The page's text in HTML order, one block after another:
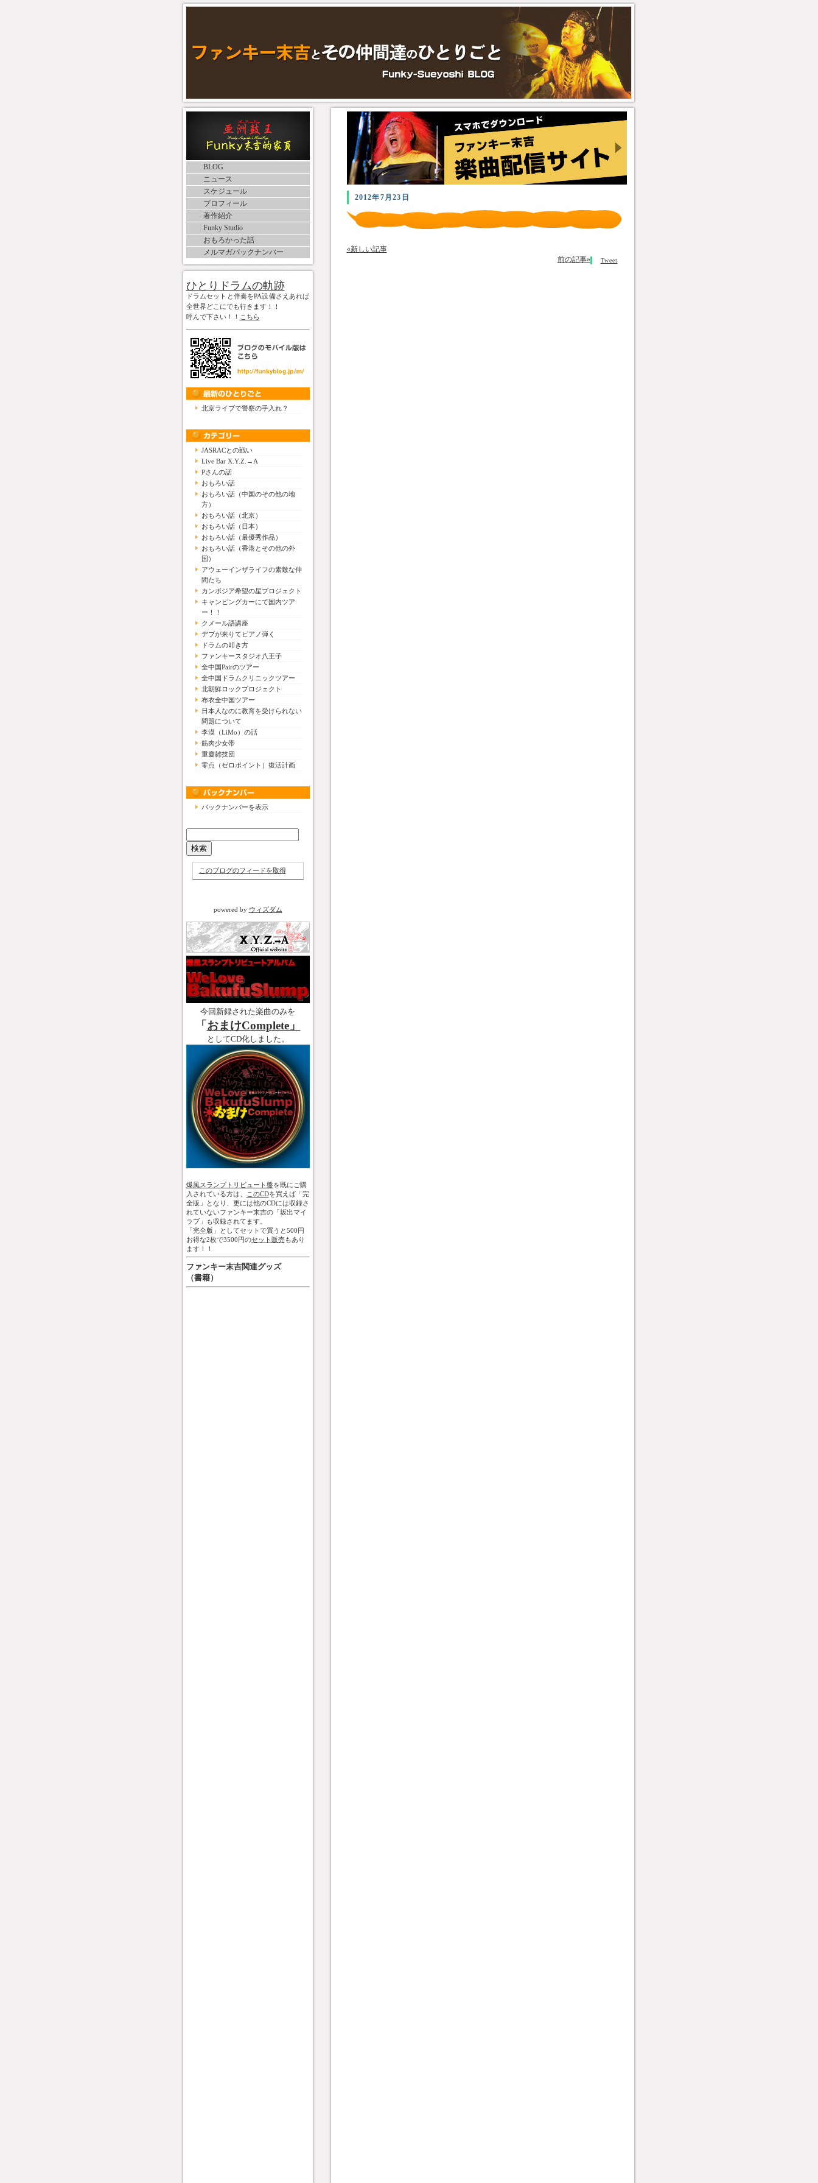
BLOG
ニュース
スケジュール
プロフィール
著作紹介
Funky Studio
おもろかった話
メルマガバックナンバー
ひとりドラムの軌跡
ドラムセットと伴奏をPA設備さえあれば
全世界どこにでも行きます！！
呼んで下さい！！ こちら
北京ライブで警察の手入れ？
JASRACとの戦い
Live Bar X.Y.Z.→A
Pさんの話
おもろい話
おもろい話（中国のその他の地
方）
おもろい話（北京）
おもろい話（日本）
おもろい話（最優秀作品）
おもろい話（香港とその他の外
国）
アウェーインザライフの素敵な仲
間たち
カンボジア希望の星プロジェクト
キャンピングカーにて国内ツア
ー！！
クメール語講座
デブが来りてピアノ弾く
ドラムの叩き方
ファンキースタジオ八王子
全中国Pairのツアー
全中国ドラムクリニックツアー
北朝鮮ロックプロジェクト
布衣全中国ツアー
日本人なのに教育を受けられない
問題について
李漠（LiMo）の話
筋肉少女帯
重慶雑技団
零点（ゼロポイント）復活計画
バックナンバーを表示
このブログのフィードを取得
powered by ウィズダム
今回新録された楽曲のみを
「おまけComplete」
としてCD化しました。
爆風スランプトリビュート盤を既にご購
入されている方は、
このCDを買えば「完
全版」となり、更には他のCDには収録さ
れていないファンキー末吉の「坂出マイ
ラブ」も収録されてます。
「完全版」としてセットで買うと500円
お得な2枚で3500円のセット販売もあり
ます！！
ファンキー末吉関連グッズ
（書籍）
2012年7月23日
Tweet
«新しい記事
前の記事»